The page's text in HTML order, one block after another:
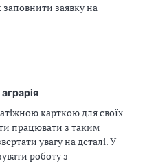
заявку на
карткою для своїх
працювати з таким
увагу на деталі. У
роботу з